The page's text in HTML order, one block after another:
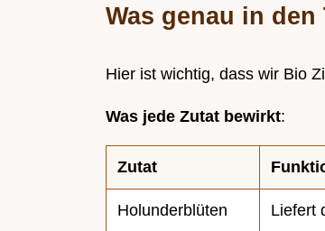
Was genau in
Hier ist wichtig, dass wir Bio
Was jede Zutat bewirkt:
Zutat
Holunderblüten Liefert